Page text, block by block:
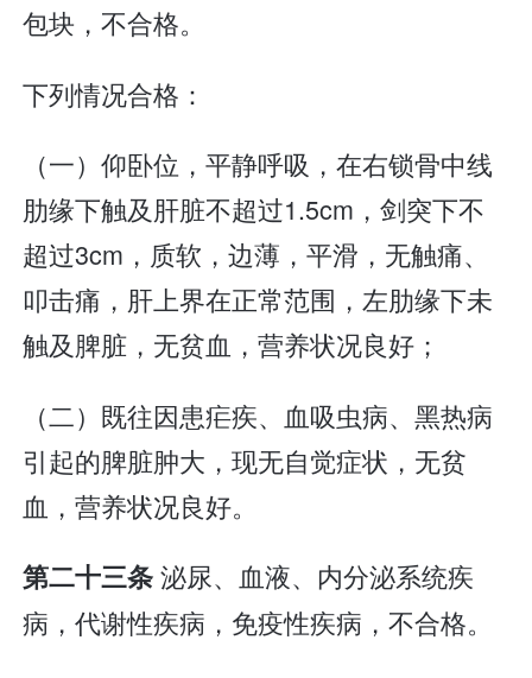
包块，不合格。
下列情况合格：
（一）仰卧位，平静呼吸，在右锁骨中线
肋缘下触及肝脏不超过1.5cm，剑突下不
超过3cm，质软，边薄，平滑，无触痛、
叩击痛，肝上界在正常范围，左肋缘下未
触及脾脏，无贫血，营养状况良好；
（二）既往因患疟疾、血吸虫病、黑热病
引起的脾脏肿大，现无自觉症状，无贫
血，营养状况良好。
第二十三条泌尿、血液、内分泌系统疾
病，代谢性疾病，免疫性疾病，不合格。